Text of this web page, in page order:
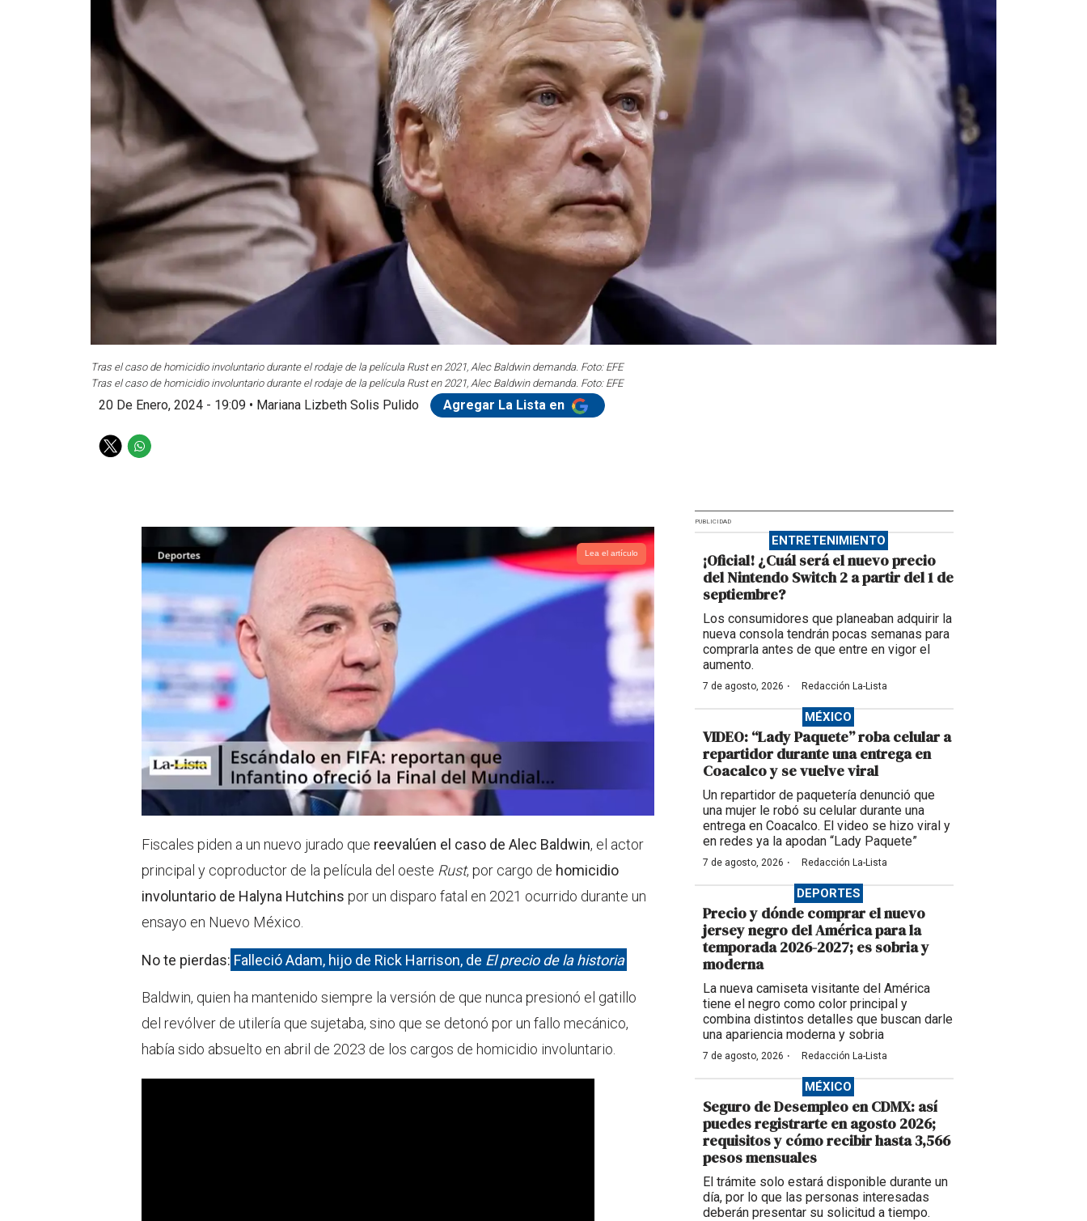
Tras el caso de homicidio involuntario durante el rodaje de la película Rust en 2021, Alec Baldwin demanda. Foto: EFE
Tras el caso de homicidio involuntario durante el rodaje de la película Rust en 2021, Alec Baldwin demanda. Foto: EFE
20 De Enero, 2024 - 19:09 • Mariana Lizbeth Solis Pulido Agregar La Lista en
T
W
p
Lea el artículo
Fiscales piden a un nuevo jurado que reevalúen el caso de Alec Baldwin, el actor
principal y coproductor de la película del oeste Rust, por cargo de homicidio
involuntario de Halyna Hutchins por un disparo fatal en 2021 ocurrido durante un
ensayo en Nuevo México.
No te pierdas: Falleció Adam, hijo de Rick Harrison, de El precio de la historia
Baldwin, quien ha mantenido siempre la versión de que nunca presionó el gatillo
del revólver de utilería que sujetaba, sino que se detonó por un fallo mecánico,
había sido absuelto en abril de 2023 de los cargos de homicidio involuntario.
PUBLICIDAD
ENTRETENIMIENTO
¡Oficial! ¿Cuál será el nuevo precio
del Nintendo Switch 2 a partir del 1 de
septiembre?
Los consumidores que planeaban adquirir la
nueva consola tendrán pocas semanas para
comprarla antes de que entre en vigor el
aumento.
7 de agosto, 2026 · Redacción La-Lista
MÉXICO
VIDEO: “Lady Paquete” roba celular a
repartidor durante una entrega en
Coacalco y se vuelve viral
Un repartidor de paquetería denunció que
una mujer le robó su celular durante una
entrega en Coacalco. El video se hizo viral y
en redes ya la apodan “Lady Paquete”
7 de agosto, 2026 · Redacción La-Lista
DEPORTES
Precio y dónde comprar el nuevo
jersey negro del América para la
temporada 2026-2027; es sobria y
moderna
La nueva camiseta visitante del América
tiene el negro como color principal y
combina distintos detalles que buscan darle
una apariencia moderna y sobria
7 de agosto, 2026 · Redacción La-Lista
MÉXICO
Seguro de Desempleo en CDMX: así
puedes registrarte en agosto 2026;
requisitos y cómo recibir hasta 3,566
pesos mensuales
El trámite solo estará disponible durante un
día, por lo que las personas interesadas
deberán presentar su solicitud a tiempo.